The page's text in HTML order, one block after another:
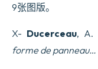
9张图版。
X- Ducerceau, A.
forme de panneau…